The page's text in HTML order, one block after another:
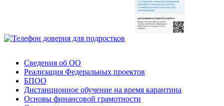
Сведения об ОО
Реализация Федеральных проектов
БПОО
Дистанционное обучение на время карантина
Основы финансовой грамотности